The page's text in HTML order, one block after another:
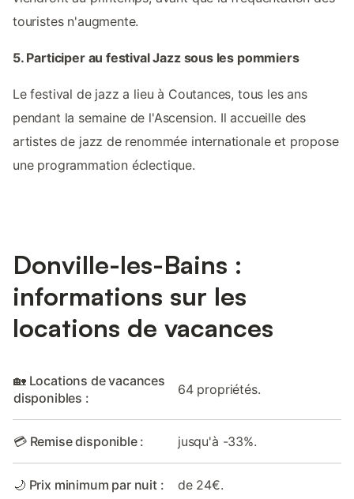
touristes n'augmente.
5. Participer au festival Jazz sous les pommiers
Le festival de jazz a lieu à Coutances, tous les ans
pendant la semaine de l'Ascension. Il accueille des
artistes de jazz de renommée internationale et propose
une programmation éclectique.
Donville-les-Bains :
informations sur les
locations de vacances
🏡 Locations de vacances
disponibles :
64 propriétés.
💳 Remise disponible : jusqu'à -33%.
🌙 Prix minimum par nuit : de 24€.